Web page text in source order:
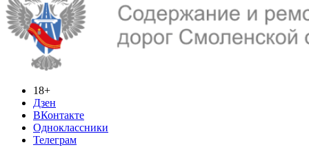
18+
Дзен
ВКонтакте
Одноклассники
Телеграм